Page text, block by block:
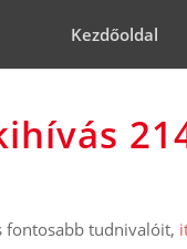
Kezdőoldal
fontosabb tudnivalóit,